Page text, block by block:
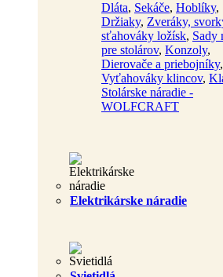
Dláta, Sekáče, Hoblíky,
Držiaky, Zveráky,
sťahováky ložísk, Sady
pre stolárov, Konzoly,
Dierovače a priebojníky,
Vyťahováky klincov,
Stolárske náradie -
WOLFCRAFT
Elektrikárske náradie